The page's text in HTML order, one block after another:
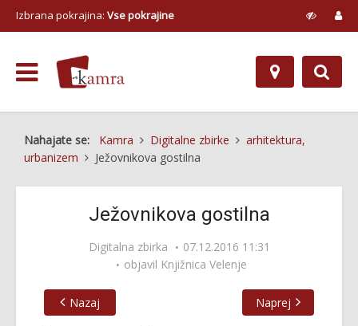
Izbrana pokrajina: Vse pokrajine
Nahajate se: Kamra Digitalne zbirke
arhitektura,
urbanizem
Ježovnikova gostilna
Ježovnikova gostilna
Digitalna zbirka
07.12.2016 11:31
objavil Knjižnica Velenje
Nazaj Naprej